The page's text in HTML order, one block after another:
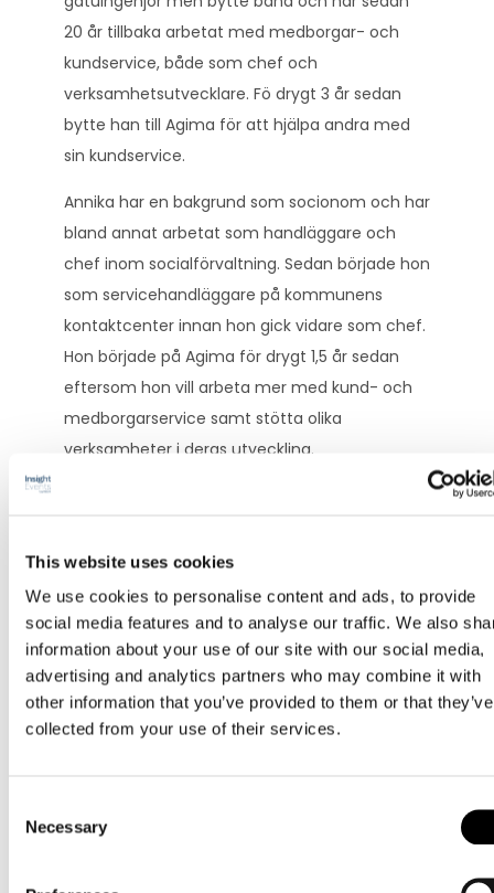
This website uses cookies
We use cookies to personalise content and ads, to provide
social media features and to analyse our traffic. We also
information about your use of our site with our social media,
advertising and analytics partners who may combine it with
other information that you’ve provided to them or that they’ve
collected from your use of their services.
Selection
Necessary
20 år tillbaka arbetat med medborgar- och
kundservice, både som chef och
verksamhetsutvecklare. Fö drygt 3 år sedan
bytte han till Agima för att hjälpa andra med
sin kundservice.
Annika har en bakgrund som socionom och har
bland annat arbetat som handläggare och
chef inom socialförvaltning. Sedan började hon
som servicehandläggare på kommunens
kontaktcenter innan hon gick vidare som chef.
Hon började på Agima för drygt 1,5 år sedan
eftersom hon vill arbeta mer med kund- och
medborgarservice samt stötta olika
verksamheter i deras utveckling.
Hur smart teknik kommer att påverka
morgondagens kundservice, samtidigt som
det personliga mötet kommer att fortsätta
vara viktigt för att få ökad kundservice och att
hantera de komplexa frågorna rätt från början.
Ni och era kollegor på Agima är ute hos
arbeta med?